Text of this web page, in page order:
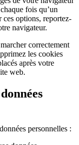
fois qu’un
ces options, reportez-
navigateur.
correctement
les cookies
après votre
web.
personnelles :